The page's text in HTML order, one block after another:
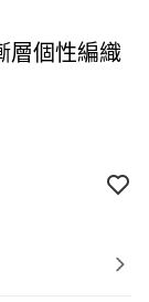
層個性編織